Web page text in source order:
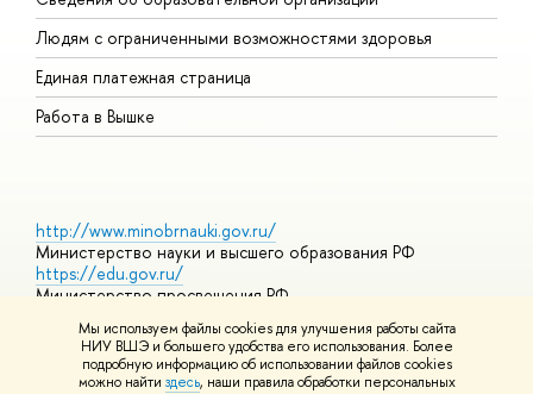
Мы используем файлы cookies для улучшения работы сайта
НИУ ВШЭ и большего удобства его использования. Более
подробную информацию об использовании файлов cookies
можно найти здесь, наши правила обработки персональных
Людям с ограниченными возможностями здоровья
Единая платежная страница
Работа в Вышке
http://www.minobrnauki.gov.ru/
Министерство науки и высшего образования РФ
https://edu.gov.ru/
Министерство просвещения РФ
Массовые открытые онлайн-курсы